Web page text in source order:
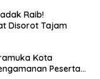
Raib!
Disorot Tajam
Kota
Peserta